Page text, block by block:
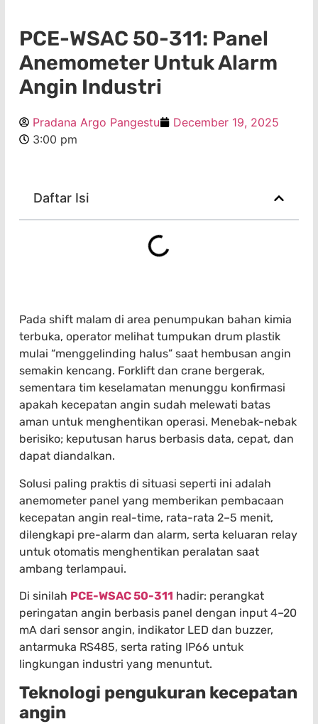
PCE-WSAC 50-311: Panel
Anemometer Untuk Alarm
Angin Industri
Pradana Argo Pangestu
December 19, 2025
3:00 pm
Daftar Isi
Pada shift malam di area penumpukan bahan kimia
terbuka, operator melihat tumpukan drum plastik
mulai “menggelinding halus” saat hembusan angin
semakin kencang. Forklift dan crane bergerak,
sementara tim keselamatan menunggu konfirmasi
apakah kecepatan angin sudah melewati batas
aman untuk menghentikan operasi. Menebak-nebak
berisiko; keputusan harus berbasis data, cepat, dan
dapat diandalkan.
Solusi paling praktis di situasi seperti ini adalah
anemometer panel yang memberikan pembacaan
kecepatan angin real-time, rata-rata 2–5 menit,
dilengkapi pre-alarm dan alarm, serta keluaran relay
untuk otomatis menghentikan peralatan saat
ambang terlampaui.
Di sinilah PCE-WSAC 50-311 hadir: perangkat
peringatan angin berbasis panel dengan input 4–20
mA dari sensor angin, indikator LED dan buzzer,
antarmuka RS485, serta rating IP66 untuk
lingkungan industri yang menuntut.
Teknologi pengukuran kecepatan
angin